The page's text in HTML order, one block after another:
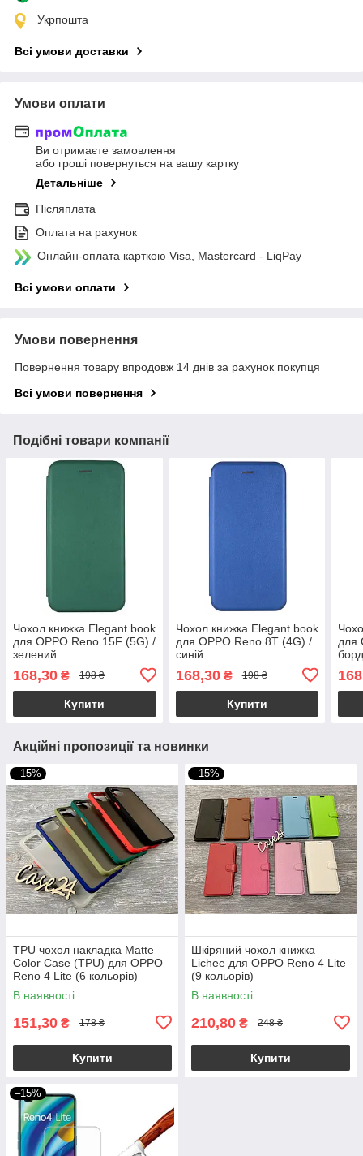
Укрпошта
Всі умови доставки
Умови оплати
Ви отримаєте замовлення
або гроші повернуться на вашу картку
Детальніше
Післяплата
Оплата на рахунок
Онлайн-оплата карткою Visa, Mastercard - LiqPay
Всі умови оплати
Умови повернення
Повернення товару впродовж 14 днів за рахунок покупця
Всі умови повернення
Подібні товари компанії
Чохол книжка Elegant book
для OPPO Reno 15F (5G) /
зелений
168,30 ₴ 198 ₴
Купити
Чохол книжка Elegant book
для OPPO Reno 8T (4G) /
синій
168,30₴ 198 ₴
Купити
для
Акційні пропозиції та новинки
–15%
TPU чохол накладка Matte
Color Case (TPU) для OPPO
Reno 4 Lite (6 кольорів)
В наявності
151,30 ₴ 178 ₴
Купити
–15%
Шкіряний чохол книжка
Lichee для OPPO Reno 4 Lite
(9 кольорів)
В наявності
210,80 ₴ 248 ₴
Купити
–15%